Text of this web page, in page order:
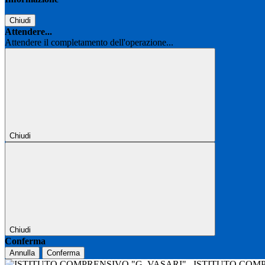
Chiudi
Attendere...
Attendere il completamento dell'operazione...
Chiudi
Chiudi
Conferma
Annulla Conferma